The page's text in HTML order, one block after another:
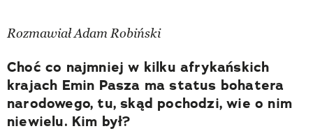
Rozmawiał Adam Robiński
Choć co najmniej w kilku afrykańskich
krajach Emin Pasza ma status bohatera
narodowego, tu, skąd pochodzi, wie o nim
niewielu. Kim był?